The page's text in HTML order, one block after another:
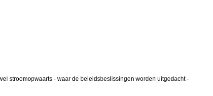
stroomopwaarts - waar de beleidsbeslissingen worden uitgedacht -